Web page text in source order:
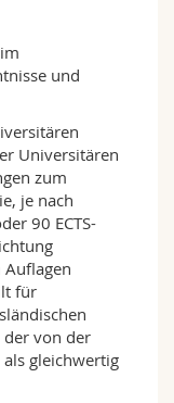
einen
der
und
Basis
werden
mit neuen
Latein, in
in
können,
an der
und
Universitären
zum
je nach
90 ECTS-
für
der von der
gleichwertig